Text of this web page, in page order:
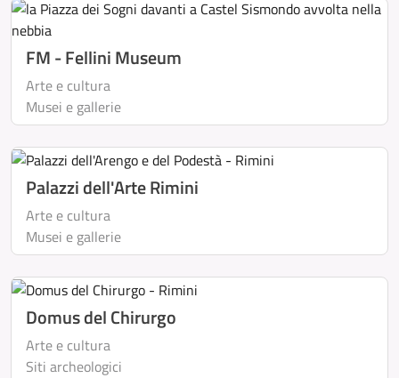
FM - Fellini Museum
Arte e cultura
Musei e gallerie
Palazzi dell'Arte Rimini
Arte e cultura
Musei e gallerie
Domus del Chirurgo
Arte e cultura
Siti archeologici